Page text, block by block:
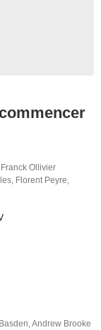
Franck Ollivier
Florent Peyre
,Andrew Brooke